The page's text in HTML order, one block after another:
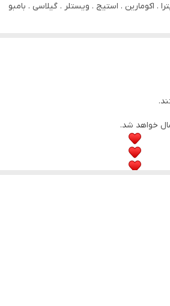
. اکومارین . استیج . ویستلر . گیلاسی . بامبو
خواهد شد.